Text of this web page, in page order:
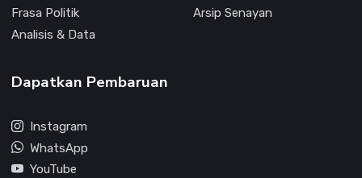
Frasa Politik
Arsip Senayan
Analisis & Data
Dapatkan Pembaruan
Instagram
WhatsApp
YouTube